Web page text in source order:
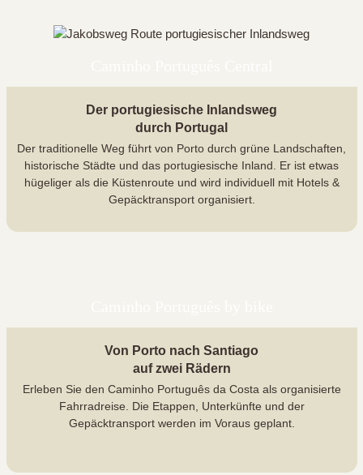
Der portugiesische Inlandsweg
durch Portugal
Der traditionelle Weg führt von Porto durch grüne Landschaften,
historische Städte und das portugiesische Inland. Er ist etwas
hügeliger als die Küstenroute und wird individuell mit Hotels &
Gepäcktransport organisiert.
Von Porto nach Santiago
auf zwei Rädern
Erleben Sie den Caminho Português da Costa als organisierte
Fahrradreise. Die Etappen, Unterkünfte und der
Gepäcktransport werden im Voraus geplant.